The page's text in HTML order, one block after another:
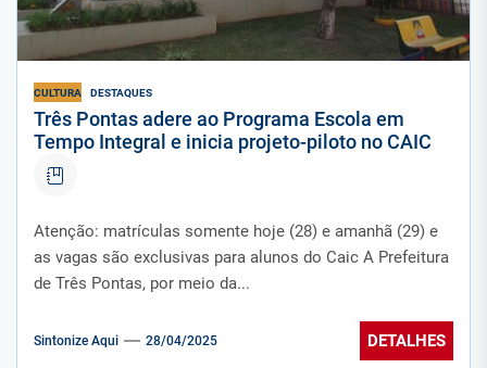
CULTURA DESTAQUES
Três Pontas adere ao Programa Escola em
Tempo Integral e inicia projeto-piloto no CAIC
Atenção: matrículas somente hoje (28) e amanhã (29) e
as vagas são exclusivas para alunos do Caic A Prefeitura
de Três Pontas, por meio da...
Sintonize Aqui 28/04/2025 DETALHES